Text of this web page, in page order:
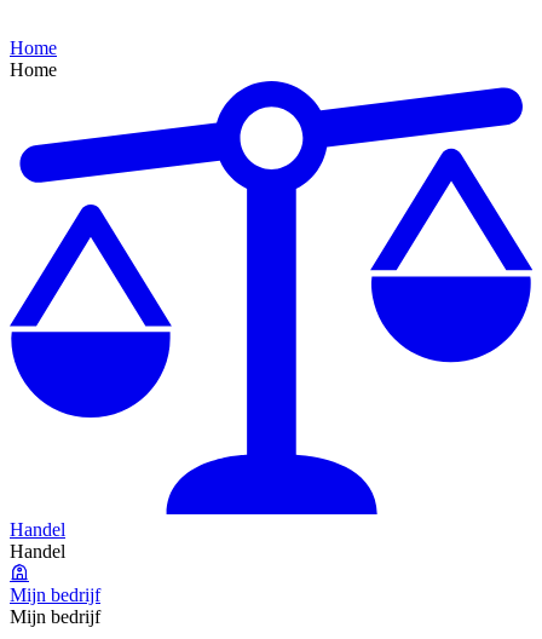
Home
Home
Handel
Handel
Mijn bedrijf
Mijn bedrijf